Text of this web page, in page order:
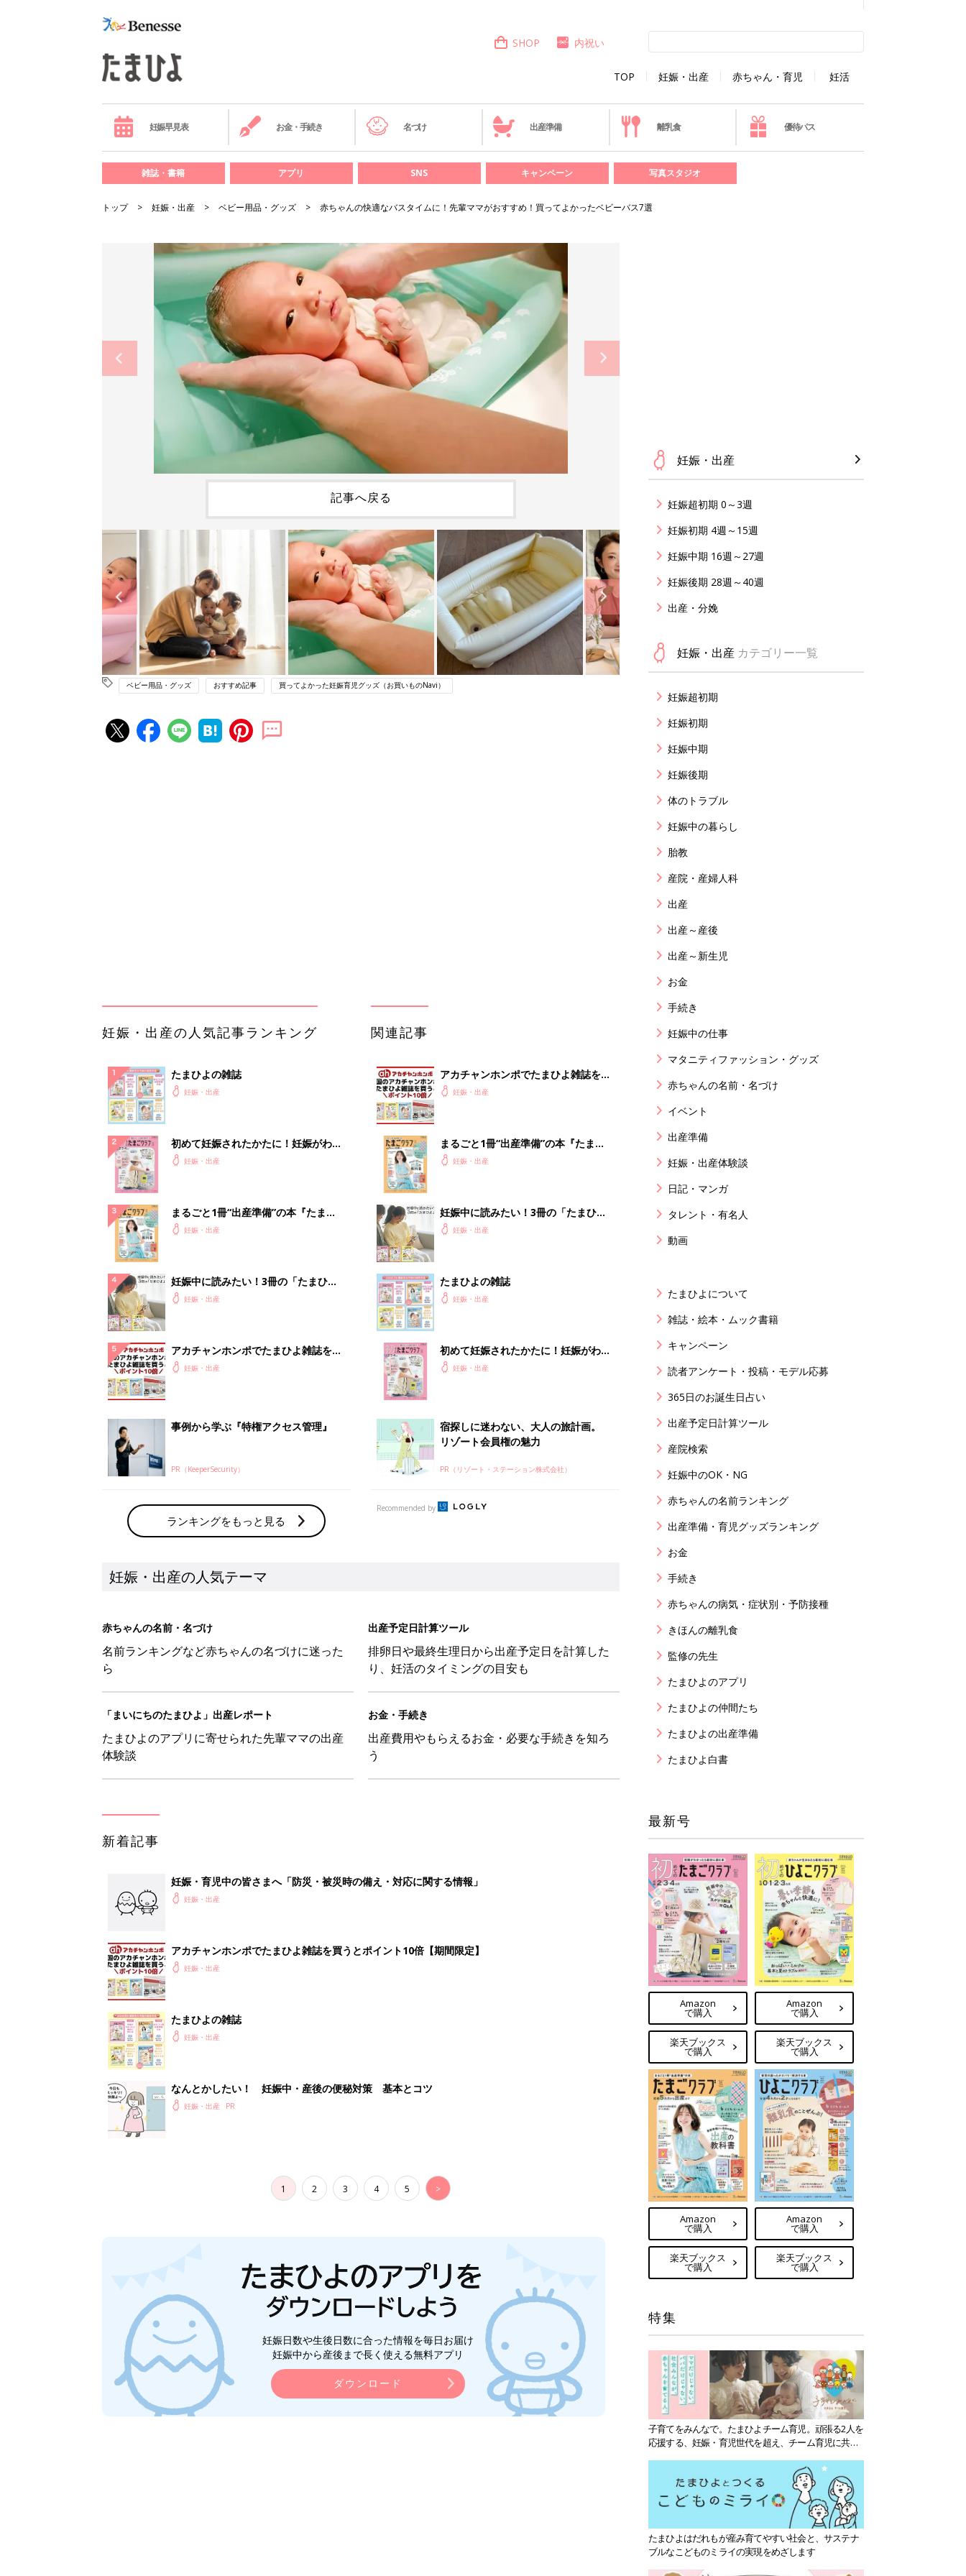
TOP 妊娠・出産 赤ちゃん・育児 妊活
SHOP 内祝い
妊娠早見表 お金・手続き 名づけ 出産準備 離乳食 優待パス
雑誌・書籍 アプリ SNS キャンペーン 写真スタジオ
トップ 妊娠・出産 ベビー用品・グッズ 赤ちゃんの快適なバスタイムに！先輩ママがおすすめ！買ってよかったベビーバス7選
記事へ戻る
ベビー用品・グッズ おすすめ記事 買ってよかった妊娠育児グッズ（お買いものNavi）
夫婦で予習する 出産の教科書
妊娠中に読みたい！3冊の「たまひ
PR（KeeperSecurity）
ランキングをもっと見る
クラブ 夏号』
リゾート会員権の魅力
PR（リゾート・ステーション株式会社）
妊娠・出産の人気テーマ
赤ちゃんの名前・名づけ
ら
出産予定日計算ツール
り、妊活のタイミングの目安も
「まいにちのたまひよ」出産レポート
たまひよのアプリに寄せられた先輩ママの出産
体験談
お金・手続き
出産費用やもらえるお金・必要な手続きを知ろ
妊娠・育児中の皆さまへ「防災・被災時の備え・対応に関する情報」
アカチャンホンポでたまひよ雑誌を買うとポイント10倍【期間限定】
妊娠・出産
たまひよの雑誌
1 2 3 4 5 >
妊娠・出産
妊娠超初期 0～3週
妊娠初期 4週～15週
妊娠中期 16週～27週
妊娠後期 28週～40週
出産・分娩
妊娠・出産 カテゴリー一覧
妊娠超初期
妊娠初期
妊娠中期
妊娠後期
体のトラブル
妊娠中の暮らし
胎教
産院・産婦人科
出産
出産～産後
出産～新生児
お金
手続き
妊娠中の仕事
マタニティファッション・グッズ
赤ちゃんの名前・名づけ
イベント
出産準備
妊娠・出産体験談
日記・マンガ
タレント・有名人
動画
たまひよについて
雑誌・絵本・ムック書籍
キャンペーン
読者アンケート・投稿・モデル応募
365日のお誕生日占い
出産予定日計算ツール
産院検索
妊娠中のOK・NG
赤ちゃんの名前ランキング
出産準備・育児グッズランキング
お金
手続き
赤ちゃんの病気・症状別・予防接種
きほんの離乳食
監修の先生
たまひよのアプリ
たまひよの仲間たち
たまひよの出産準備
たまひよ白書
最新号
Amazon
で購入
楽天ブックス
で購入
Amazon
で購入
楽天ブックス
で購入
Amazon
で購入
楽天ブックス
で購入
Amazon
で購入
楽天ブックス
で購入
特集
子育てをみんなで。たまひよチーム育児。頑張る2人を
応援する、妊娠・育児世代を超え、チーム育児に共感
たまひよはだれもが産み育てやすい社会と、サステナ
ブルなこどものミライの実現をめざします